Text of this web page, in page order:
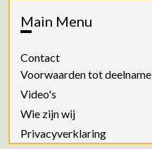
Main Menu
Contact
Voorwaarden tot deelname
Video's
Wie zijn wij
Privacyverklaring